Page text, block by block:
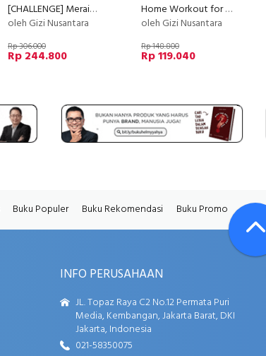
[CHALLENGE] Meraih Body Goals dalam 30 hari bersama Ahli Gizi
oleh Gizi Nusantara
Rp 306.000
Rp 244.800
Home Workout for Weight Loss - Untuk Pemula
oleh Gizi Nusantara
Rp 148.800
Rp 119.040
Buku Populer Buku Rekomendasi Buku Promo
INFO PERUSAHAAN
JL. Topaz Raya C2 No.12 Permata Puri
Media, Kembangan, Jakarta Barat, DKI
Jakarta, Indonesia
021-58350075